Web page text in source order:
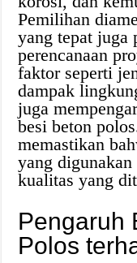
Pemilihan
yang tepat juga
perencanaan
faktor seperti
dampak
juga
besi beton
memastikan
yang
kualitas yang
Pengaruh
Polos